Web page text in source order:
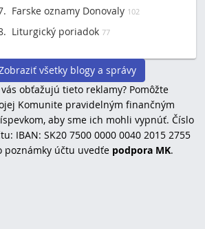
Farske oznamy Donovaly 102
Liturgický poriadok 77
všetky blogy a správy
obťažujú tieto reklamy? Pomôžte
Komunite pravidelným finančným
aby sme ich mohli vypnúť. Číslo
IBAN: SK20 7500 0000 0040 2015 2755
poznámky účtu uvedťe podpora MK.